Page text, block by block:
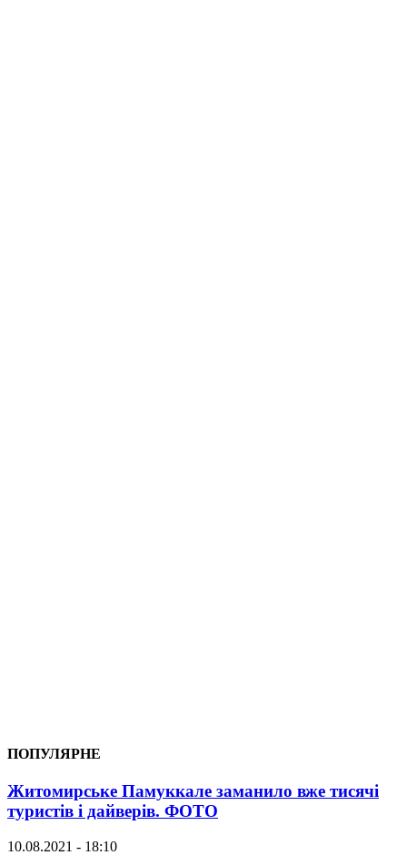
ПОПУЛЯРНЕ
Житомирське Памуккале заманило вже тисячі
туристів і дайверів. ФОТО
10.08.2021 - 18:10